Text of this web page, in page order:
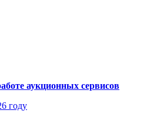
аукционных сервисов
году